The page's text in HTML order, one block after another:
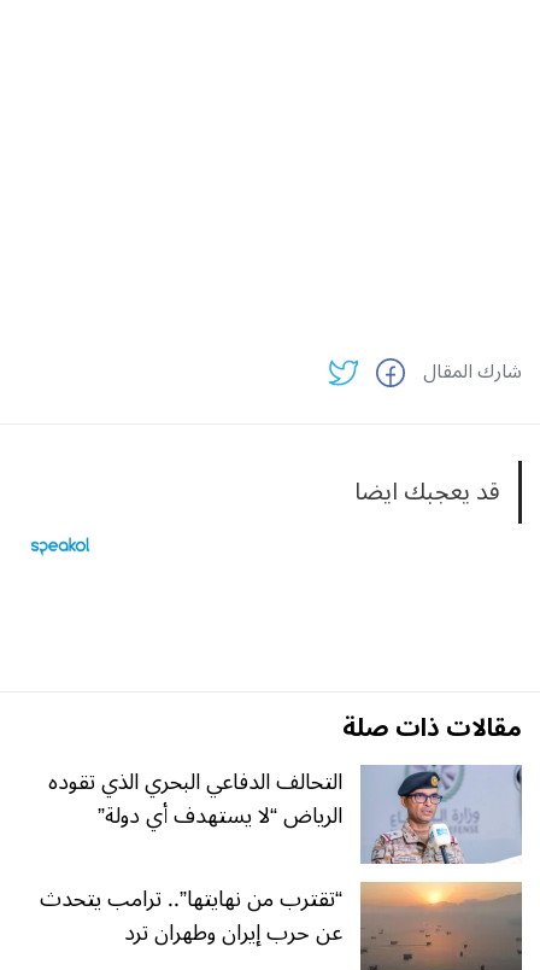
شارك المقال
قد يعجبك ايضا
مقالات ذات صلة
التحالف الدفاعي البحري الذي تقوده
الرياض “لا يستهدف أي دولة”
“تقترب من نهايتها”.. ترامب يتحدث
عن حرب إيران وطهران ترد